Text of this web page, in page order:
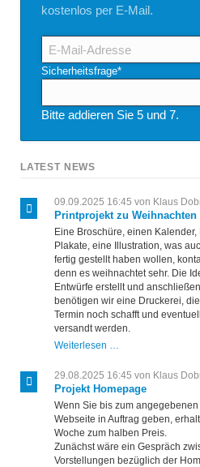
kostenlos per E-Mail.
E-
Mail-
Adresse
Pflichtfeld
Sicherheitsfrage*
Bitte addieren Sie 5 und 7.
LATEST NEWS
09.09.2025 16:45 von Klaus
Printprojekt zu Weihnachten
Eine Broschüre, einen
Plakate, eine Illustration, was
fertig gestellt haben wollen,
denn es weihnachtet sehr. Die
Entwürfe erstellt und
benötigen wir eine Druckerei,
Termin noch schafft und
versandt werden.
Weiterlesen …
Weihnachten
29.08.2025 16:45 von Klaus
Projekt Homepage
Wenn Sie bis zum
Webseite in Auftrag geben,
Woche zum halben Preis.
Zunächst wäre ein Gespräch
Vorstellungen bezüglich der